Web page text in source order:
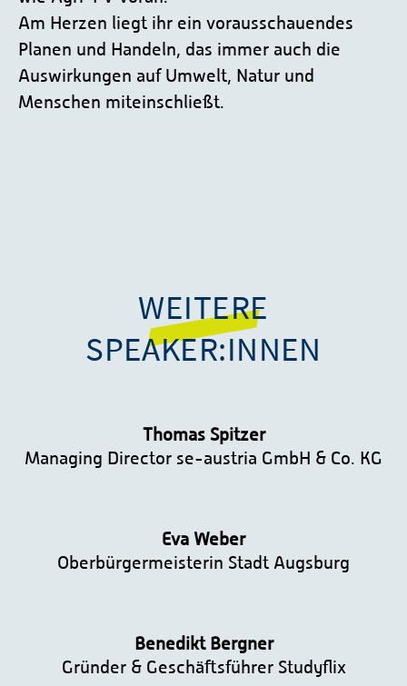
Am Herzen liegt ihr ein vorausschauendes
Planen und Handeln, das immer auch die
Auswirkungen auf Umwelt, Natur und
Menschen miteinschließt.
WEITERE
SPEAKER:INNEN
Thomas Spitzer
Managing Director se-austria GmbH & Co. KG
Eva Weber
Oberbürgermeisterin Stadt Augsburg
Benedikt Bergner
Gründer & Geschäftsführer Studyflix